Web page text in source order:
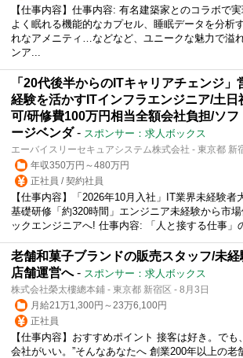
【仕事内容】仕事内容: 有名建築家とのコラボで
よく眠れる機能的なカプセル、睡眠データを分析
れなアメニティ…などなど、ユニークな魅力で溢
ンア...
「20代後半からのITキャリアチェンジ
経験を活かすITインフラエンジニア/土日
可/研修費100万円相当全額会社負担/ソ
ージベンダ- スポンサー：求人ボックス
エーバイスリーセキュアシステム株式会社 - 東京都 新
年収350万円～480万円
正社員 / 契約社員
【仕事内容】「2026年10月入社」IT業界未経験者
基礎研修「約320時間」エンジニア未経験から市
ックエンジニアへ! 仕事内容: 「人と接する仕事」
老舗和菓子ブランドの販売スタッフ/未
店舗運営へ- スポンサー：求人ボックス
株式会社榮太樓總本鋪 - 東京都 新宿区 - 8月3日
月給21万1,300円～23万6,100円
正社員
【仕事内容】おすすめポイント 接客は好き。で
会社がいい。”そんなあなたへ 創業200年以上の老